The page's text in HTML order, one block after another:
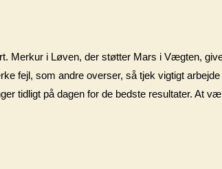
Merkur i Løven, der støtter Mars i Vægten,
fejl, som andre overser, så tjek vigtigt
tidligt på dagen for de bedste resultater. At